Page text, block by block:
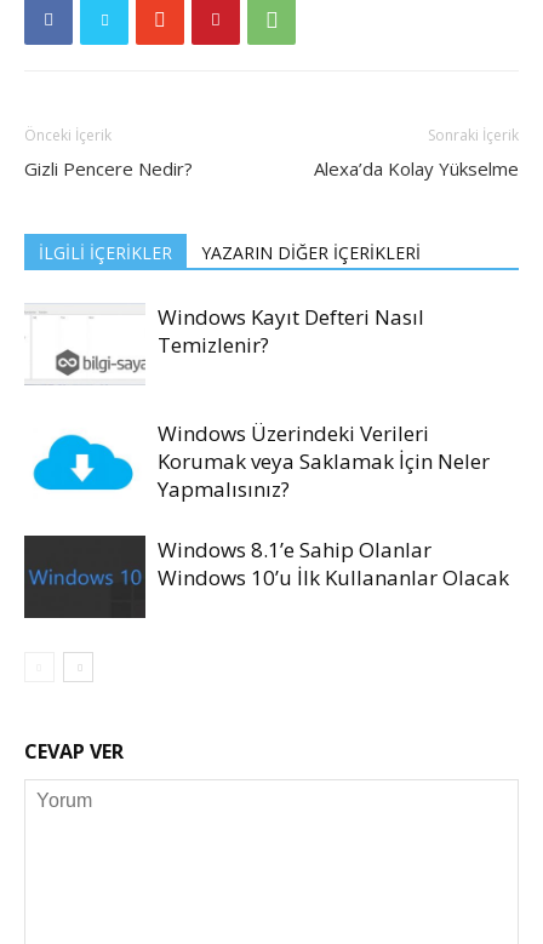
Önceki İçerik
Gizli Pencere Nedir?
Sonraki İçerik
Alexa’da Kolay Yükselme
İLGİLİ İÇERİKLER YAZARIN DİĞER İÇERİKLERİ
Windows Kayıt Defteri Nasıl
Temizlenir?
Windows Üzerindeki Verileri
Korumak veya Saklamak İçin Neler
Yapmalısınız?
Windows 8.1’e Sahip Olanlar
Windows 10’u İlk Kullananlar Olacak
CEVAP VER